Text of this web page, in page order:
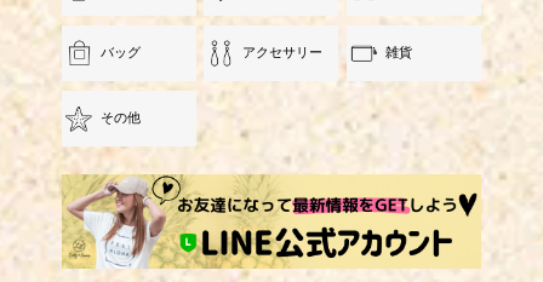
バッグ アクセサリー 雑貨
その他